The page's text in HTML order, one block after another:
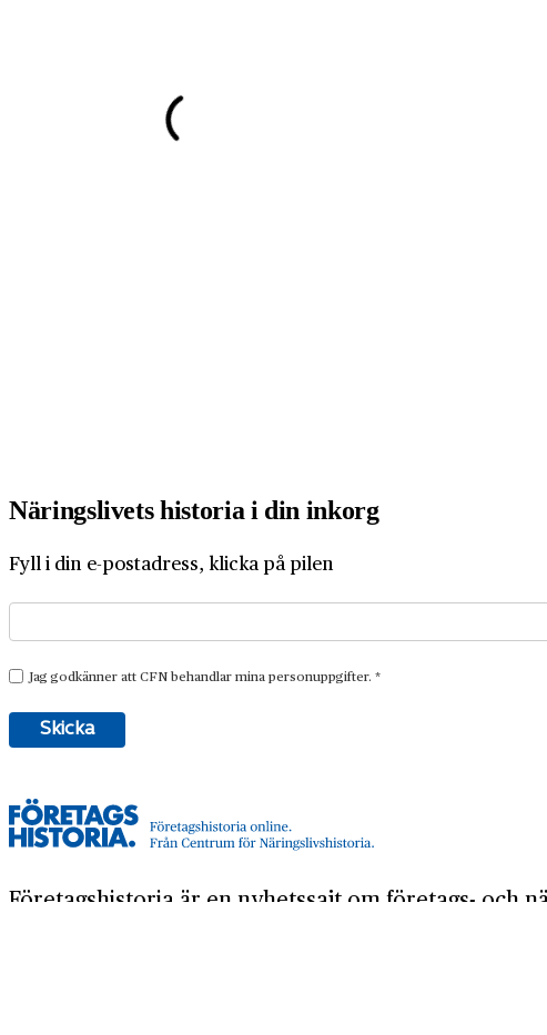
Näringslivets historia i din inkorg
Fyll i din e-postadress, klicka på pilen
Företagshistoria är en nyhetssajt om företags- och